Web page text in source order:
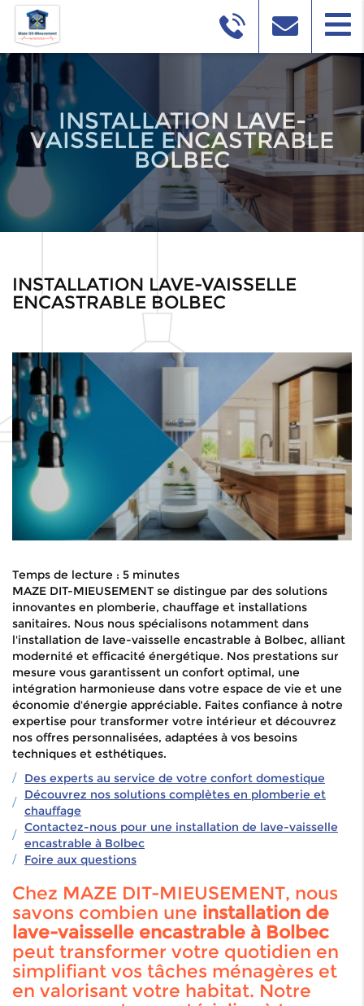
INSTALLATION LAVE-
VAISSELLE ENCASTRABLE
BOLBEC
INSTALLATION LAVE-VAISSELLE
ENCASTRABLE BOLBEC
Temps de lecture : 5 minutes
MAZE DIT-MIEUSEMENT se distingue par des solutions
innovantes en plomberie, chauffage et installations
sanitaires. Nous nous spécialisons notamment dans
l'installation de lave-vaisselle encastrable à Bolbec, alliant
modernité et efficacité énergétique. Nos prestations sur
mesure vous garantissent un confort optimal, une
intégration harmonieuse dans votre espace de vie et une
économie d'énergie appréciable. Faites confiance à notre
expertise pour transformer votre intérieur et découvrez
nos offres personnalisées, adaptées à vos besoins
techniques et esthétiques.
Des experts au service de votre confort domestique
Découvrez nos solutions complètes en plomberie et
chauffage
Contactez-nous pour une installation de lave-vaisselle
encastrable à Bolbec
Foire aux questions
Chez MAZE DIT-MIEUSEMENT, nous
savons combien une installation de
lave-vaisselle encastrable à Bolbec
peut transformer votre quotidien en
simplifiant vos tâches ménagères et
en valorisant votre habitat. Notre